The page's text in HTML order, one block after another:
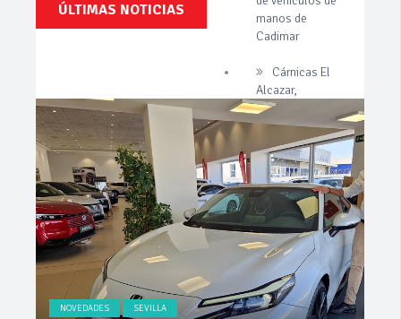
Venta,
Pruebas,
más!
ÚLTIMAS NOTICIAS
Cárnicas El
Alcazar,
patrocinador de
Vejer
implementa
mejoras en la
A381 por Los
Barrios
Invercar
amplía su flota
de vehículos de
manos de
Cadimar
NOVEDADES SEVILLA